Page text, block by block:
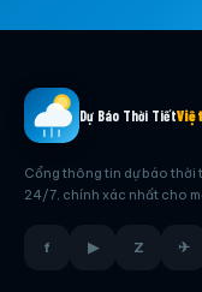
Dự Báo Thời TiếtViệt
Cổng thông tin dự báo thời
24/7, chính xác nhất cho
f ▶ Z ✈